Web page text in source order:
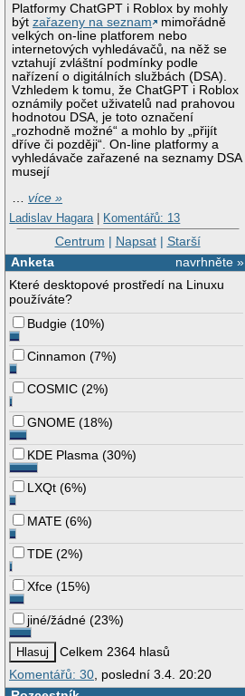
Platformy ChatGPT i Roblox by mohly
býtzařazeny na seznam
mimořádně
velkých on-line platforem nebo
internetových vyhledávačů, na něž se
vztahují zvláštní podmínky podle
nařízení o digitálních službách (DSA).
Vzhledem k tomu, že ChatGPT i Roblox
oznámily počet uživatelů nad prahovou
hodnotou DSA, je toto označení
„rozhodně možné“ a mohlo by „přijít
dříve či později“. On-line platformy a
vyhledávače zařazené na seznamy DSA
musejí
…více »
Ladislav Hagara | Komentářů: 13
Centrum | Napsat| Starší
navrhněte »
Anketa
Které desktopové prostředí na Linuxu
používáte?
Budgie (10%)
Cinnamon (7%)
COSMIC (2%)
GNOME (18%)
KDE Plasma (30%)
LXQt (6%)
MATE (6%)
TDE (2%)
Xfce (15%)
jiné/žádné (23%)
Celkem 2364 hlasů
Komentářů: 30, poslední 3.4. 20:20